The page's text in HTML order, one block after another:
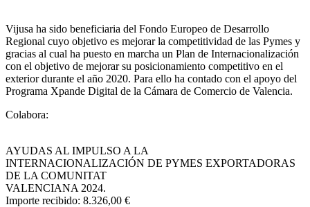
Vijusa ha sido beneficiaria del Fondo Europeo de Desarrollo
Regional cuyo objetivo es mejorar la competitividad de las Pymes y
gracias al cual ha puesto en marcha un Plan de Internacionalización
con el objetivo de mejorar su posicionamiento competitivo en el
exterior durante el año 2020. Para ello ha contado con el apoyo del
Programa Xpande Digital de la Cámara de Comercio de Valencia.
Colabora:
AYUDAS AL IMPULSO A LA
INTERNACIONALIZACIÓN DE PYMES EXPORTADORAS
DE LA COMUNITAT
VALENCIANA 2024.
Importe recibido: 8.326,00 €